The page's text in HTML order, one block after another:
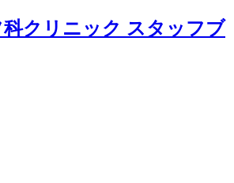
クリニック スタッフブ